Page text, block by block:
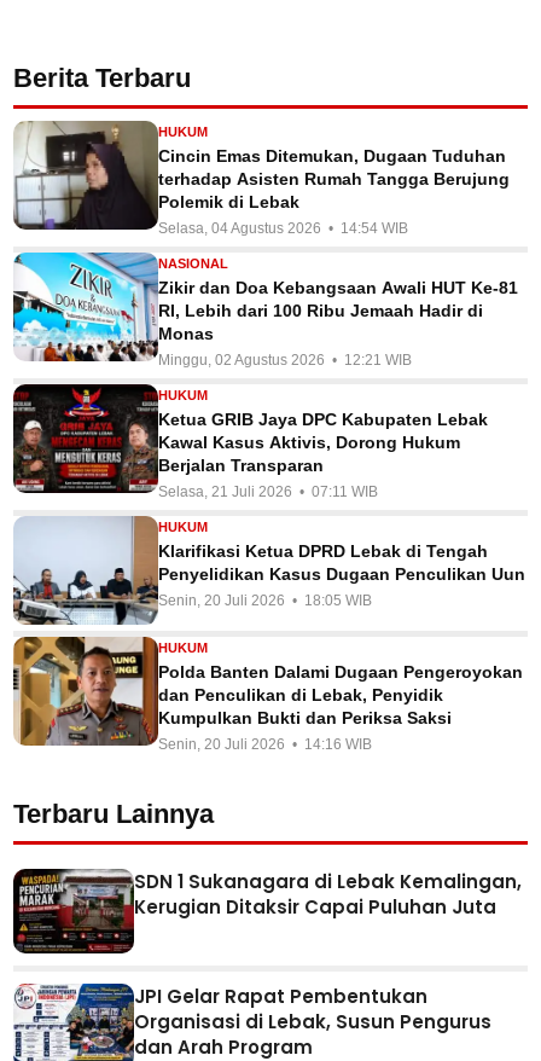
Berita Terbaru
HUKUM
Cincin Emas Ditemukan, Dugaan Tuduhan
terhadap Asisten Rumah Tangga Berujung
Polemik di Lebak
Selasa, 04 Agustus 2026 • 14:54 WIB
NASIONAL
Zikir dan Doa Kebangsaan Awali HUT Ke-81
RI, Lebih dari 100 Ribu Jemaah Hadir di
Monas
Minggu, 02 Agustus 2026 • 12:21 WIB
HUKUM
Ketua GRIB Jaya DPC Kabupaten Lebak
Kawal Kasus Aktivis, Dorong Hukum
Berjalan Transparan
Selasa, 21 Juli 2026 • 07:11 WIB
HUKUM
Klarifikasi Ketua DPRD Lebak di Tengah
Penyelidikan Kasus Dugaan Penculikan Uun
Senin, 20 Juli 2026 • 18:05 WIB
HUKUM
Polda Banten Dalami Dugaan Pengeroyokan
dan Penculikan di Lebak, Penyidik
Kumpulkan Bukti dan Periksa Saksi
Senin, 20 Juli 2026 • 14:16 WIB
Terbaru Lainnya
SDN 1 Sukanagara di Lebak Kemalingan,
Kerugian Ditaksir Capai Puluhan Juta
JPI Gelar Rapat Pembentukan
Organisasi di Lebak, Susun Pengurus
dan Arah Program